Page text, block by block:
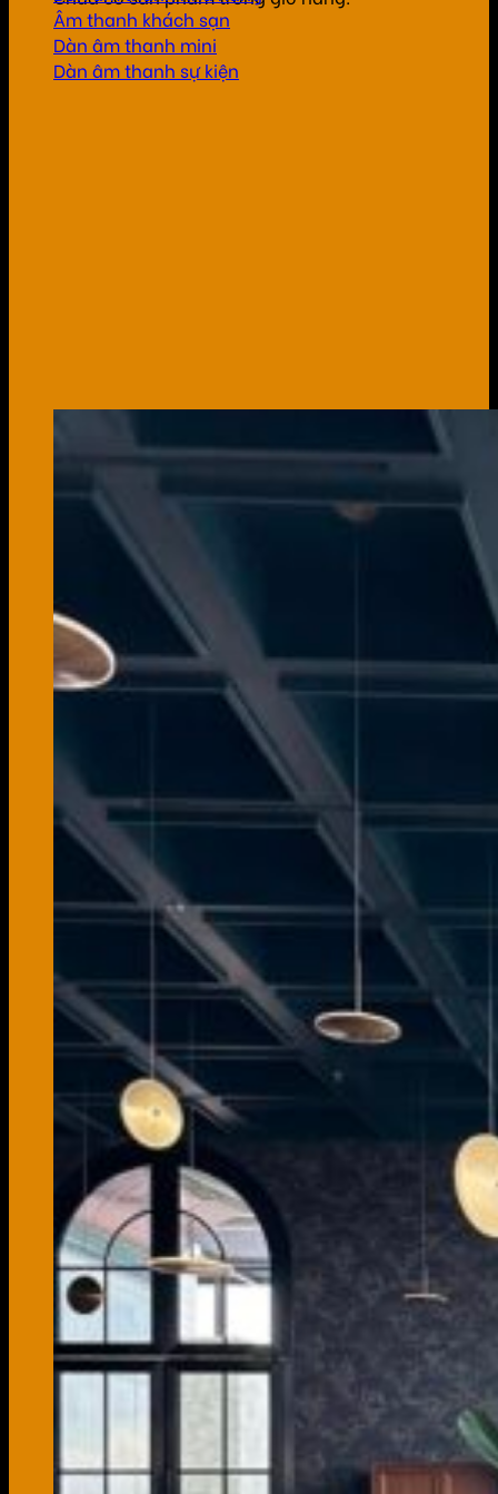
Âm thanh khách sạn
Dàn âm thanh mini
Dàn âm thanh sự kiện